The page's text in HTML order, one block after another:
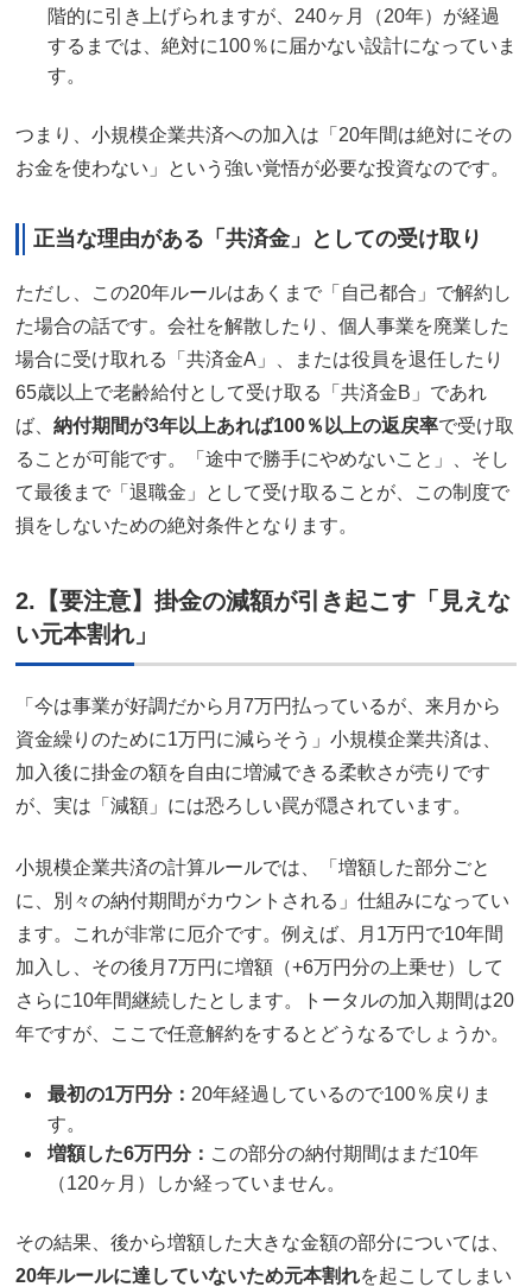
階的に引き上げられますが、240ヶ月（20年）が経過
するまでは、絶対に100％に届かない設計になっていま
す。
つまり、小規模企業共済への加入は「20年間は絶対にその
お金を使わない」という強い覚悟が必要な投資なのです。
正当な理由がある「共済金」としての受け取り
ただし、この20年ルールはあくまで「自己都合」で解約し
た場合の話です。会社を解散したり、個人事業を廃業した
場合に受け取れる「共済金A」、または役員を退任したり
65歳以上で老齢給付として受け取る「共済金B」であれ
ば、 納付期間が3年以上あれば100％以上の返戻率で受け取
ることが可能です。「途中で勝手にやめないこと」、そし
て最後まで「退職金」として受け取ることが、この制度で
損をしないための絶対条件となります。
2.【要注意】掛金の減額が引き起こす「見えな
い元本割れ」
「今は事業が好調だから月7万円払っているが、来月から
資金繰りのために1万円に減らそう」小規模企業共済は、
加入後に掛金の額を自由に増減できる柔軟さが売りです
が、実は「減額」には恐ろしい罠が隠されています。
小規模企業共済の計算ルールでは、「増額した部分ごと
に、別々の納付期間がカウントされる」仕組みになってい
ます。これが非常に厄介です。例えば、月1万円で10年間
加入し、その後月7万円に増額（+6万円分の上乗せ）して
さらに10年間継続したとします。トータルの加入期間は20
年ですが、ここで任意解約をするとどうなるでしょうか。
最初の1万円分： 20年経過しているので100％戻りま
す。
増額した6万円分： この部分の納付期間はまだ10年
（120ヶ月）しか経っていません。
その結果、後から増額した大きな金額の部分については、
20年ルールに達していないため元本割れを起こしてしまい